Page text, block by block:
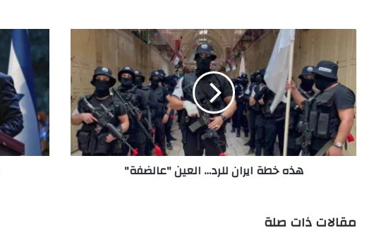
ايران
للرد…
العين
"عالضفة"
هذه خطة ايران للرد… العين "عالضفة"
خطة
التعليم
قبل
السلاح
مقالات ذات صلة